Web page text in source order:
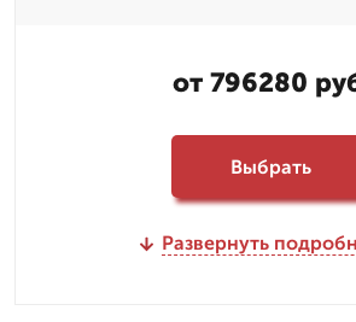
от 796280
Выбрать
Развернуть